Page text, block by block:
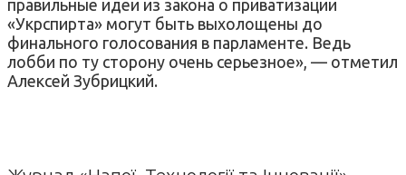
правильные идеи из закона о приватизации
«Укрспирта» могут быть выхолощены до
финального голосования в парламенте. Ведь
лобби по ту сторону очень серьезное», — отметил
Алексей Зубрицкий.